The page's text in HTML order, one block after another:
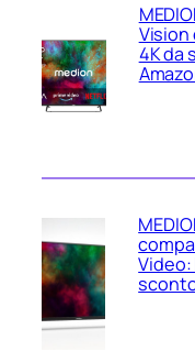
Vision
4K da